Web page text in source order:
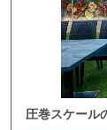
圧巻スケール